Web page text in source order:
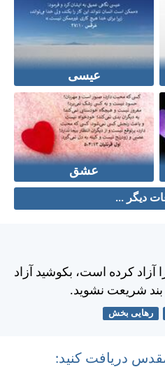
عیسی
عشق
دیگر ...
كرده است، بكوشيد آزاد
بند شريعت نشويد.
رهایی بخش
دریافت کنید: